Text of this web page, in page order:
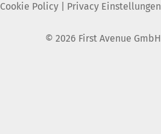
Cookie Policy| Privacy Einstellungen
© 2026 First Avenue GmbH